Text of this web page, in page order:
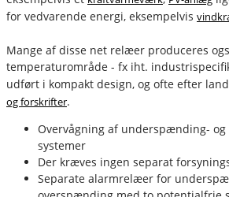
for vedvarende energi, eksempelvis
Mange af disse net relæer produceres
temperaturområde - fx iht.
udført i kompakt design, og ofte efter
og forskrifter.
Overvågning af underspænding-
systemer
Der kræves ingen separat
Separate alarmrelæer for